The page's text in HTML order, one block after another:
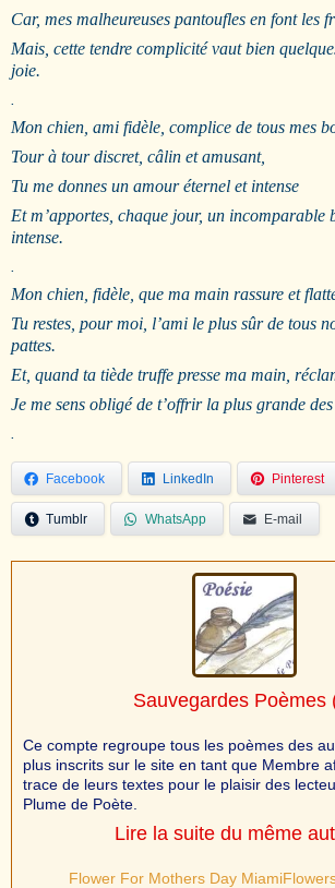
Car, mes malheureuses pantoufles en font les
Mais, cette tendre complicité vaut bien
joie.
Mon chien, ami fidèle, complice de tous mes
Tour à tour discret, câlin et amusant,
Tu me donnes un amour éternel et intense
Et m’apportes, chaque jour, un incomparable
intense.
Mon chien, fidèle, que ma main rassure et
Tu restes, pour moi, l’ami le plus sûr de tous
pattes.
Et, quand ta tiède truffe presse ma main,
Je me sens obligé de t’offrir la plus grande des
Facebook LinkedIn Pinterest
Tumblr WhatsApp E-mail
Sauvegardes Poèmes
Ce compte regroupe tous les poèmes des
plus inscrits sur le site en tant que Membre
trace de leurs textes pour le plaisir des
Plume de Poète.
Lire la suite du même
Flower For Mothers Day